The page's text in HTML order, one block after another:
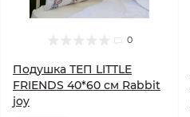
0
Подушка ТЕП LITTLE
FRIENDS 40*60 см Rabbit
joy